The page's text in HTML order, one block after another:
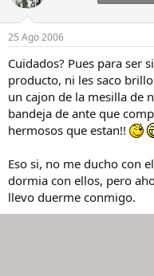
25 Ago 2006
Cuidados? Pues para ser
producto, ni les saco
un cajon de la mesilla de
bandeja de ante que
hermosos que estan!!
Eso si, no me ducho con
dormia con ellos, pero
llevo duerme conmigo.